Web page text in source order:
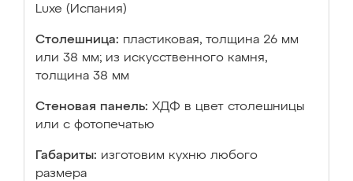
Luxe (Испания)
Столешница: пластиковая, толщина 26 мм
или 38 мм; из искусственного камня,
толщина 38 мм
Стеновая панель: ХДФ в цвет столешницы
или с фотопечатью
Габариты: изготовим кухню любого
размера